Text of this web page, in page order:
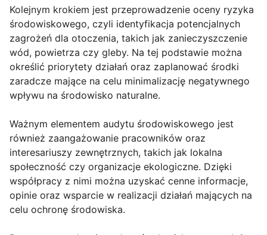
Kolejnym krokiem jest przeprowadzenie oceny ryzyka
środowiskowego, czyli identyfikacja potencjalnych
zagrożeń dla otoczenia, takich jak zanieczyszczenie
wód, powietrza czy gleby. Na tej podstawie można
określić priorytety działań oraz zaplanować środki
zaradcze mające na celu minimalizację negatywnego
wpływu na środowisko naturalne.
Ważnym elementem audytu środowiskowego jest
również zaangażowanie pracowników oraz
interesariuszy zewnętrznych, takich jak lokalna
społeczność czy organizacje ekologiczne. Dzięki
współpracy z nimi można uzyskać cenne informacje,
opinie oraz wsparcie w realizacji działań mających na
celu ochronę środowiska.